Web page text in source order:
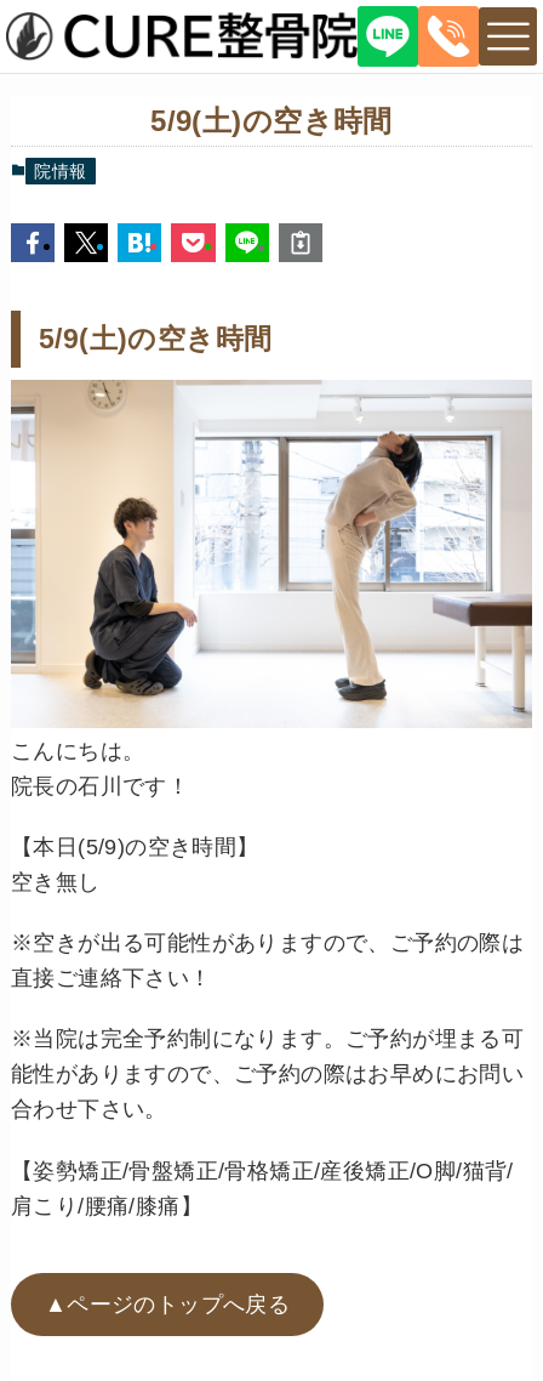
5/9(土)の空き時間
院情報
5/9(土)の空き時間
こんにちは。
院長の石川です！
【本日(5/9)の空き時間】
空き無し
※空きが出る可能性がありますので、ご予約の際は
直接ご連絡下さい！
※当院は完全予約制になります。ご予約が埋まる可
能性がありますので、ご予約の際はお早めにお問い
合わせ下さい。
【姿勢矯正/骨盤矯正/骨格矯正/産後矯正/O脚/猫背/
肩こり/腰痛/膝痛】
▲ページのトップへ戻る